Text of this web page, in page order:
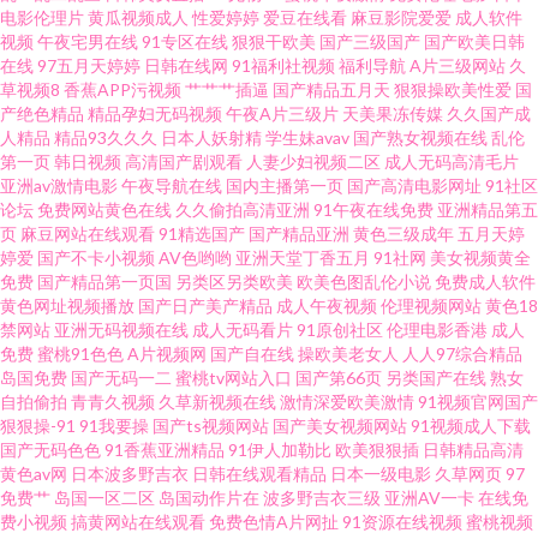
人网站在线观看 91干逼淫秽视频网站 岛国资源站 狼友视频91视频 深夜成人
AV福利 综合社区中文字幕 91夜色成人链接 东京热在线网址蜜桃 男人WWW
天堂COM 婷婷伊人久久蜜桃 91麻豆福利片 不卡另类 海角社区真实偷伦AV
欧美在线伊人 欧美三级网络 91日韩欧美 豆花91官网 老湿午夜影院 色综合激
情文学色 91看片婬黄大片网址 大香蕉伊人亚洲 麻豆影院在线观看一区 天天
透伊人 91老湿机 豆花51 玖玖资源日韩一区二区 手机偷拍色图 91啦在线视频
超碰艹艹 蜜臀导航色 午夜在线视频玖玖 91精品吴梦梦 wwwAV四虎 精品国产
资源 日韩日韩 影音先锋在线波多 91色色影院 久久88 深夜福利高清无码 91福
利大全 WWW黄色片免费网站 加勒比av 日韩福利网站 影音先锋最新A片网
电影伦理片黄瓜视频成人 性爱婷婷 爱豆在线看 麻豆影院爱爱 成人软件
视频 午夜宅男在线91专区在线狠狠干欧美 国产三级国产 国产欧美日韩
在线97五月天婷婷 日韩在线网 91福利社视频 福利导航 A片三级网站 久
草视频8 香蕉APP污视频 艹艹艹插逼 国产精品五月天 狠狠操欧美性爱 国
产绝色精品 精品孕妇无码视频 午夜A片三级片 天美果冻传媒 久久国产成
人精品 精品93久久久 日本人妖射精学生妹avav 国产熟女视频在线乱伦
第一页韩日视频 高清国产剧观看 人妻少妇视频二区 成人无码高清毛片
亚洲av激情电影 午夜导航在线 国内主播第一页 国产高清电影网址 91社区
论坛 免费网站黄色在线 久久偷拍高清亚洲 91午夜在线免费 亚洲精品第五
页 麻豆网站在线观看91精选国产 国产精品亚洲 黄色三级成年 五月天婷
婷爱 国产不卡小视频 AV色哟哟 亚洲天堂丁香五月 91社网 美女视频黄全
免费 国产精品第一页国 另类区另类欧美 欧美色图乱伦小说 免费成人软件
黄色网址视频播放 国产日产美产精品 成人午夜视频 伦理视频网站黄色18
禁网站 亚洲无码视频在线 成人无码看片91原创社区 伦理电影香港 成人
免费蜜桃91色色A片视频网 国产自在线操欧美老女人 人人97综合精品
岛国免费 国产无码一二 蜜桃tv网站入口 国产第66页 另类国产在线熟女
自拍偷拍 青青久视频 久草新视频在线激情深爱欧美激情91视频官网国产
狠狠操-91 91我要操 国产ts视频网站 国产美女视频网站91视频成人下载
国产无码色色91香蕉亚洲精品 91伊人加勒比 欧美狠狠插 日韩精品高清
黄色av网 日本波多野吉衣 日韩在线观看精品 日本一级电影 久草网页97
免费艹 岛国一区二区 岛国动作片在波多野吉衣三级 亚洲AV一卡在线免
费小视频 搞黄网站在线观看 免费色情A片网扯 91资源在线视频 蜜桃视频